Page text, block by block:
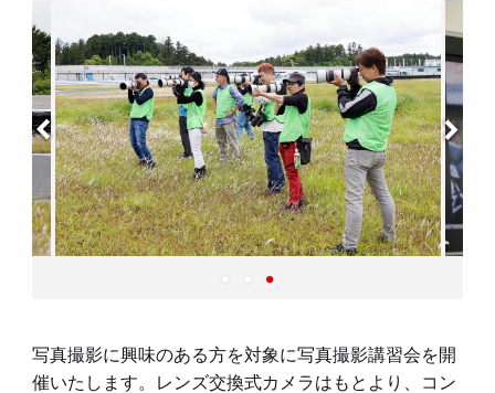
写真撮影に興味のある方を対象に写真撮影講習会を開
催いたします。レンズ交換式カメラはもとより、コン